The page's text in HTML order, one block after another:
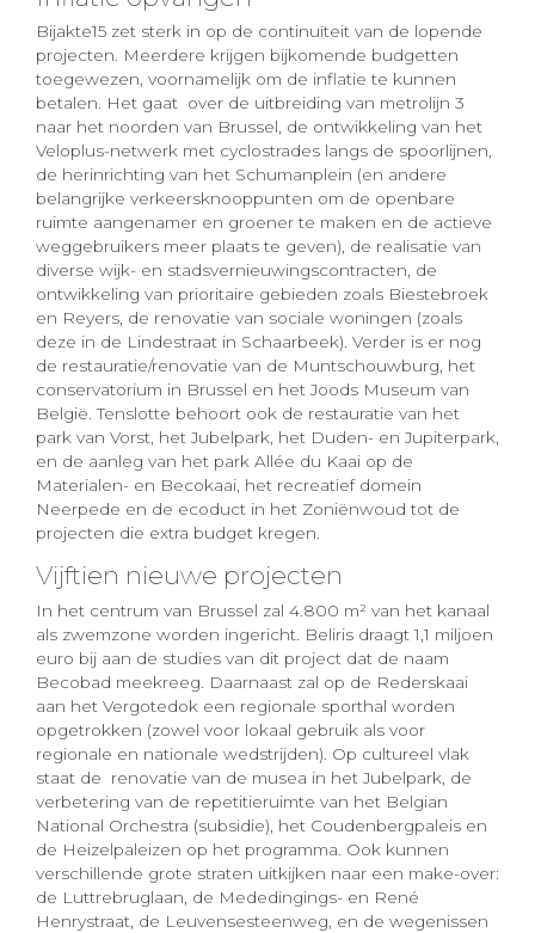
Bijakte15 zet sterk in op de continuïteit van de lopende
projecten. Meerdere krijgen bijkomende budgetten
toegewezen, voornamelijk om de inflatie te kunnen
betalen. Het gaat over de uitbreiding van metrolijn 3
naar het noorden van Brussel, de ontwikkeling van het
Veloplus-netwerk met cyclostrades langs de spoorlijnen,
de herinrichting van het Schumanplein (en andere
belangrijke verkeersknooppunten om de openbare
ruimte aangenamer en groener te maken en de actieve
weggebruikers meer plaats te geven), de realisatie van
diverse wijk- en stadsvernieuwingscontracten, de
ontwikkeling van prioritaire gebieden zoals Biestebroek
en Reyers, de renovatie van sociale woningen (zoals
deze in de Lindestraat in Schaarbeek). Verder is er nog
de restauratie/renovatie van de Muntschouwburg, het
conservatorium in Brussel en het Joods Museum van
België. Tenslotte behoort ook de restauratie van het
park van Vorst, het Jubelpark, het Duden- en Jupiterpark,
en de aanleg van het park Allée du Kaai op de
Materialen- en Becokaai, het recreatief domein
Neerpede en de ecoduct in het Zoniënwoud tot de
projecten die extra budget kregen.
Vijftien nieuwe projecten
In het centrum van Brussel zal 4.800 m² van het kanaal
als zwemzone worden ingericht. Beliris draagt 1,1 miljoen
euro bij aan de studies van dit project dat de naam
Becobad meekreeg. Daarnaast zal op de Rederskaai
aan het Vergotedok een regionale sporthal worden
opgetrokken (zowel voor lokaal gebruik als voor
regionale en nationale wedstrijden). Op cultureel vlak
staat de renovatie van de musea in het Jubelpark, de
verbetering van de repetitieruimte van het Belgian
National Orchestra (subsidie), het Coudenbergpaleis en
de Heizelpaleizen op het programma. Ook kunnen
verschillende grote straten uitkijken naar een make-over:
de Luttrebruglaan, de Mededingings- en René
Henrystraat, de Leuvensesteenweg, en de wegenissen